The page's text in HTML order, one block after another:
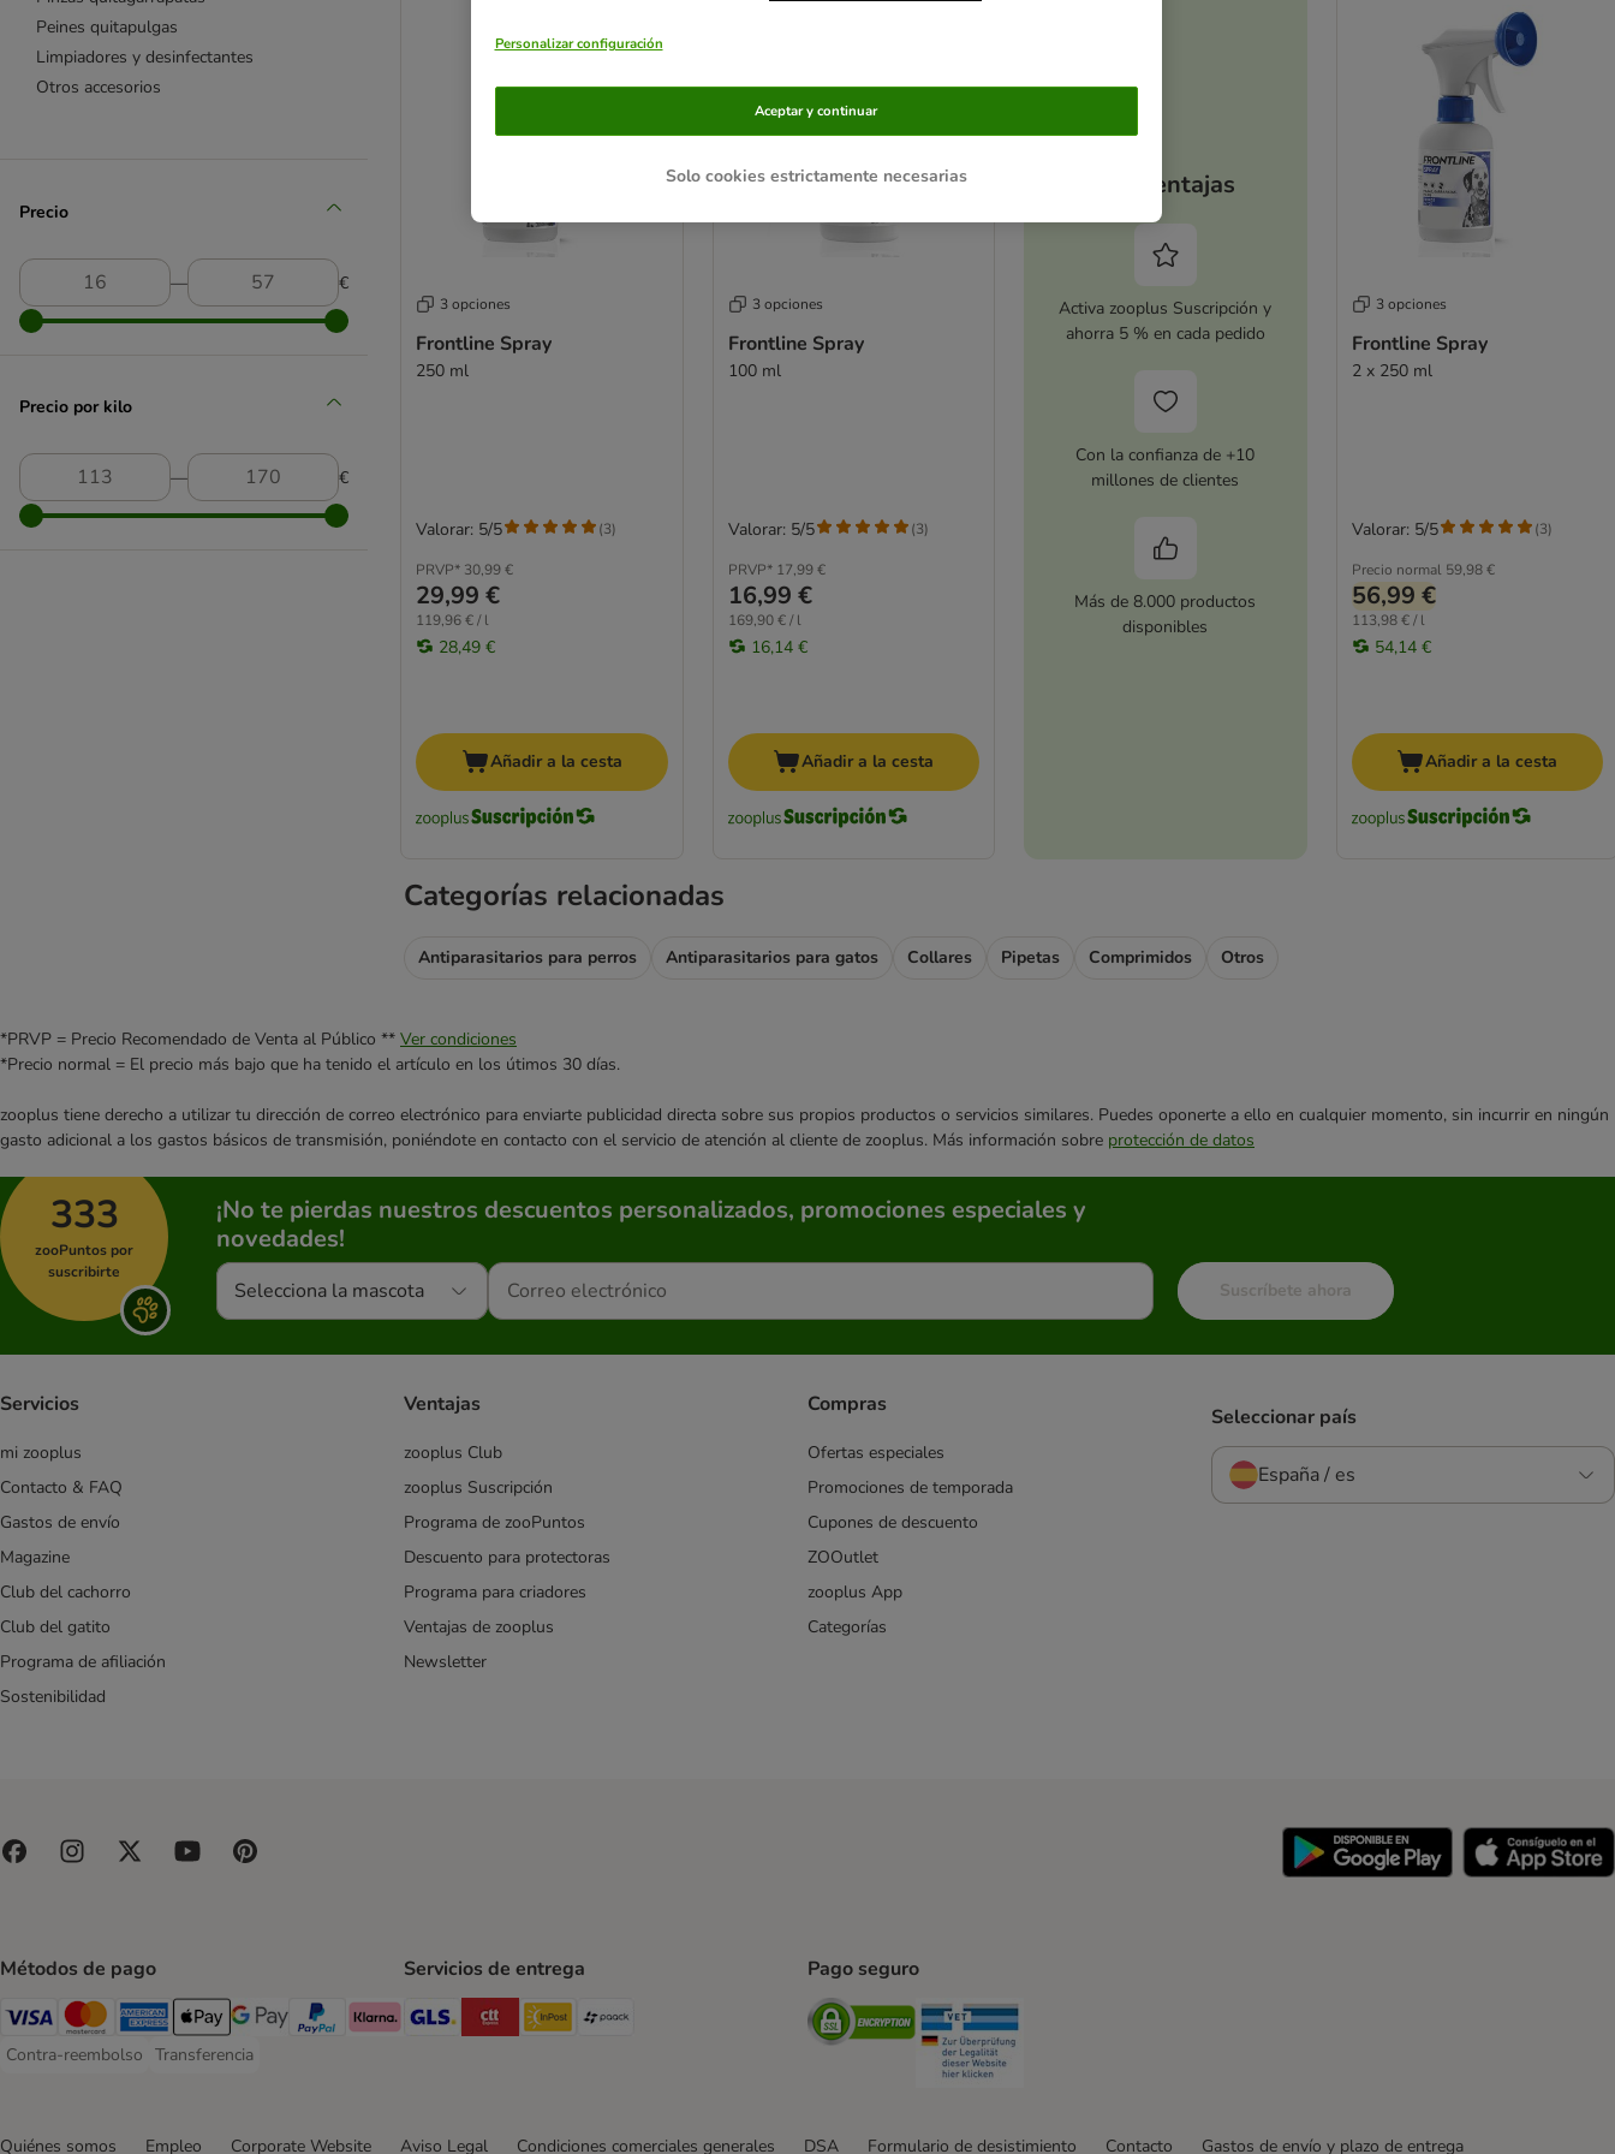
Peines quitapulgas
Limpiadores y desinfectantes
Otros accesorios
Precio
― €
Precio por kilo
― €
3 opciones
Frontline Spray
250 ml
PRVP* 30,99 €
29,99 €
119,96 € / l
28,49 €
Valorar: 5/5 (3)
Añadir a la cesta
3 opciones
Frontline Spray
100 ml
PRVP* 17,99 €
16,99 €
169,90 € / l
16,14 €
Valorar: 5/5 (3)
Añadir a la cesta
Tus ventajas
Activa zooplus Suscripción y
ahorra 5 % en cada pedido
Con la confianza de +10
millones de clientes
Más de 8.000 productos
disponibles
3 opciones
Frontline Spray
2 x 250 ml
Precio normal 59,98 €
56,99 €
113,98 € / l
54,14 €
Valorar: 5/5 (3)
Añadir a la cesta
Categorías relacionadas
Antiparasitarios para perros Antiparasitarios para gatos Collares Pipetas Comprimidos Otros
*PRVP = Precio Recomendado de Venta al Público ** Ver condiciones
*Precio normal = El precio más bajo que ha tenido el artículo en los útimos 30 días.
zooplus tiene derecho a utilizar tu dirección de correo electrónico para enviarte publicidad directa sobre sus propios productos o servicios similares. Puedes oponerte a ello en cualquier momento, sin incurrir en ningún
gasto adicional a los gastos básicos de transmisión, poniéndote en contacto con el servicio de atención al cliente de zooplus. Más información sobre protección de datos
333
zooPuntos por
suscribirte
¡No te pierdas nuestros descuentos personalizados, promociones especiales y
novedades!
Selecciona la mascota Suscríbete ahora
Servicios
mi zooplus
Contacto & FAQ
Gastos de envío
Magazine
Club del cachorro
Club del gatito
Programa de afiliación
Sostenibilidad
Ventajas
zooplus Club
zooplus Suscripción
Programa de zooPuntos
Descuento para protectoras
Programa para criadores
Ventajas de zooplus
Newsletter
Compras
Ofertas especiales
Promociones de temporada
Cupones de descuento
ZOOutlet
zooplus App
Categorías
Seleccionar país
España / es
Métodos de pago
Visa Payment Method
Mastercard Payment Method
American Express Payment Method
Apple Pay Payment Method
Google Pay Payment Method
PayPal Payment Method
Klarna Payment Method
Contra-reembolso
Contra-reembolso Payment Method
Transferencia
Transferencia Payment Method
Servicios de entrega
GLS Shipping Method
CTTExpress Shipping Method
InPost Shipping Method
Pago seguro
Security
Quiénes somos Empleo Corporate Website Aviso Legal Condiciones comerciales generales DSA Formulario de desistimiento Contacto Gastos de envío y plazo de entrega
Personalizar configuración
Solo cookies estrictamente necesarias
Aceptar y continuar